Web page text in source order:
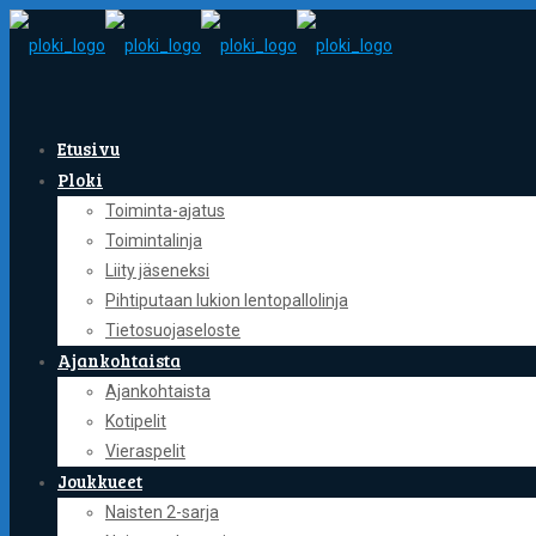
Etusivu
Ploki
Toiminta-ajatus
Toimintalinja
Liity jäseneksi
Pihtiputaan lukion lentopallolinja
Tietosuojaseloste
Ajankohtaista
Ajankohtaista
Kotipelit
Vieraspelit
Joukkueet
Naisten 2-sarja